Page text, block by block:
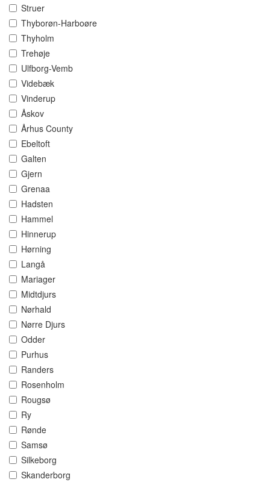
Struer
Thyborøn-Harboøre
Thyholm
Trehøje
Ulfborg-Vemb
Videbæk
Vinderup
Åskov
Århus County
Ebeltoft
Galten
Gjern
Grenaa
Hadsten
Hammel
Hinnerup
Hørning
Langå
Mariager
Midtdjurs
Nørhald
Nørre Djurs
Odder
Purhus
Randers
Rosenholm
Rougsø
Ry
Rønde
Samsø
Silkeborg
Skanderborg